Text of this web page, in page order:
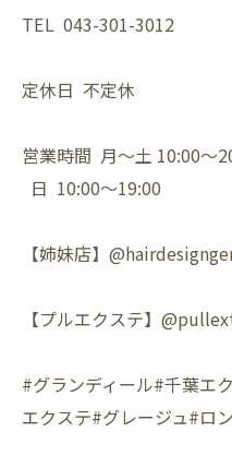
TEL 043-301-3012
定休日 不定休
営業時間 月〜土 10:00〜
日 10:00〜19:00
【姉妹店】
【プルエクステ】
#グランディール#千葉エ
エクステ#グレージュ#ロ